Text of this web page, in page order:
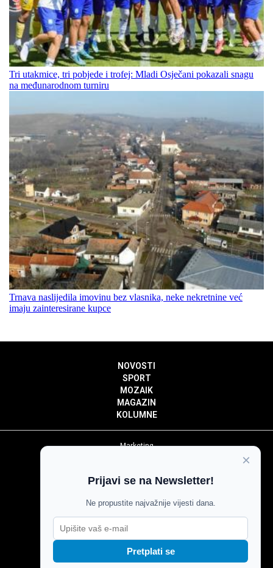
Tri utakmice, tri pobjede i trofej: Mladi Osječani pokazali snagu
na međunarodnom turniru
Trnava naslijedila imovinu bez vlasnika, neke nekretnine već
imaju zainteresirane kupce
NOVOSTI
SPORT
MOZAIK
MAGAZIN
KOLUMNE
Marketing
Impressum
Pravila komentiranja
Agroglas
×
Prijavi se na Newsletter!
Ne propustite najvažnije vijesti dana.
Pretplati se